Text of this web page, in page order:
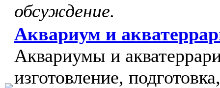
обсуждение.
Аквариум и
Аквариумы и
изготовление, подготовка,